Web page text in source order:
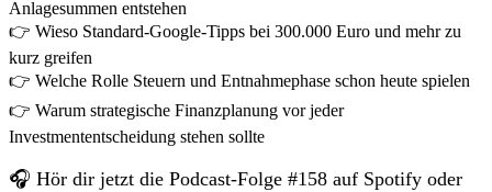
Anlagesummen entstehen
👉 Wieso Standard-Google-Tipps bei 300.000 Euro und mehr zu
kurz greifen
👉 Welche Rolle Steuern und Entnahmephase schon heute spielen
👉 Warum strategische Finanzplanung vor jeder
Investmententscheidung stehen sollte
🎧 Hör dir jetzt die Podcast-Folge #158 auf Spotify oder